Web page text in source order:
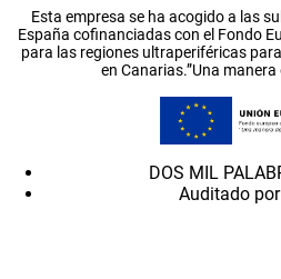
Esta empresa se ha acogido a las
España cofinanciadas con el Fondo
para las regiones ultraperiféricas
en Canarias.”Una manera
DOS MIL
Auditado por